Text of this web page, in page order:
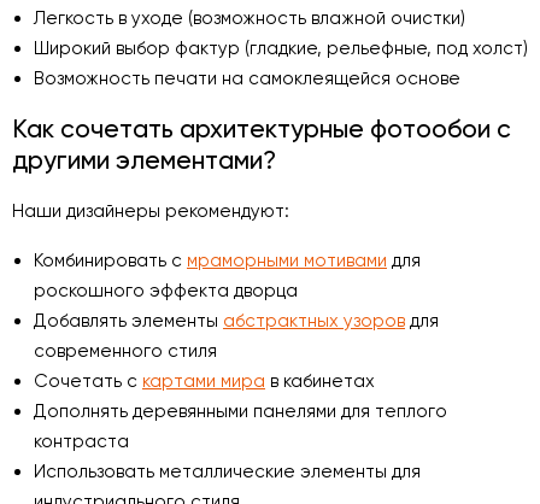
Легкость в уходе (возможность влажной очистки)
Широкий выбор фактур (гладкие, рельефные, под холст)
Возможность печати на самоклеящейся основе
Как сочетать архитектурные фотообои с
другими элементами?
Наши дизайнеры рекомендуют:
Комбинировать с мраморными мотивами для
роскошного эффекта дворца
Добавлять элементы абстрактных узоров для
современного стиля
Сочетать с картами мира в кабинетах
Дополнять деревянными панелями для теплого
контраста
Использовать металлические элементы для